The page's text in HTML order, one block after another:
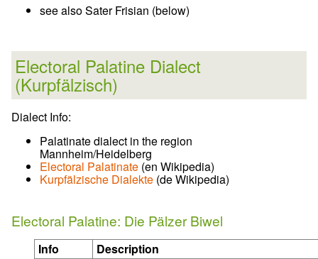
see also Sater Frisian (below)
Electoral Palatine Dialect
(Kurpfälzisch)
Dialect Info:
Palatinate dialect in the region
Mannheim/Heidelberg
Electoral Palatinate (en Wikipedia)
Kurpfälzische Dialekte (de Wikipedia)
Electoral Palatine: Die Pälzer Biwel
Info
Description